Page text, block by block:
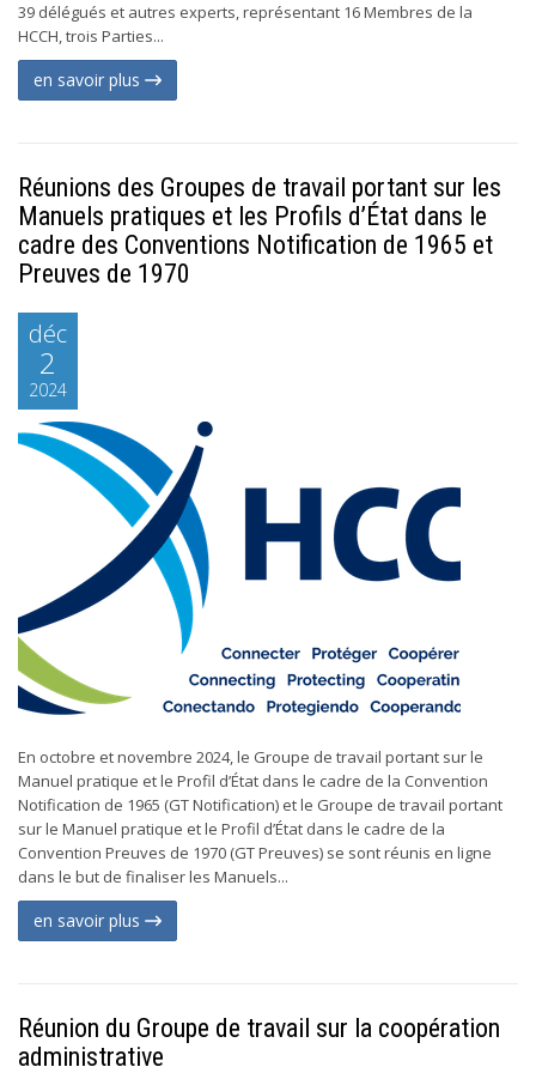
39 délégués et autres experts, représentant 16 Membres de la
HCCH, trois Parties...
en savoir plus
Réunions des Groupes de travail portant sur les
Manuels pratiques et les Profils d’État dans le
cadre des Conventions Notification de 1965 et
Preuves de 1970
déc
2
2024
En octobre et novembre 2024, le Groupe de travail portant sur le
Manuel pratique et le Profil d’État dans le cadre de la Convention
Notification de 1965 (GT Notification) et le Groupe de travail portant
sur le Manuel pratique et le Profil d’État dans le cadre de la
Convention Preuves de 1970 (GT Preuves) se sont réunis en ligne
dans le but de finaliser les Manuels...
en savoir plus
Réunion du Groupe de travail sur la coopération
administrative